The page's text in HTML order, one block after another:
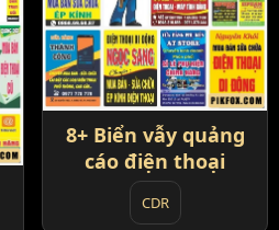
8+ Biển vẫy quảng
cáo điện thoại
CDR